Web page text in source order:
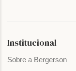
Institucional
Sobre a Bergerson